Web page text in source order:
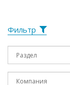
Фильтр